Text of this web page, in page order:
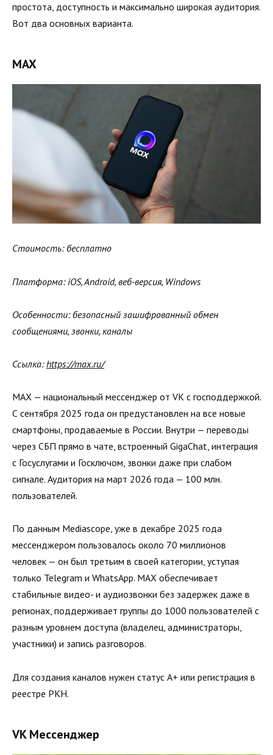
простота, доступность и максимально широкая аудитория.
Вот два основных варианта.
MAX
Стоимость: бесплатно
Платформа: iOS, Android, веб-версия, Windows
Особенности: безопасный зашифрованный обмен
сообщениями, звонки, каналы
Ссылка:https://max.ru/
MAX — национальный мессенджер от VK с господдержкой.
С сентября 2025 года он предустановлен на все новые
смартфоны, продаваемые в России. Внутри — переводы
через СБП прямо в чате, встроенный GigaChat, интеграция
с Госуслугами и Госключом, звонки даже при слабом
сигнале. Аудитория на март 2026 года — 100 млн.
пользователей.
По данным Mediascope, уже в декабре 2025 года
мессенджером пользовалось около 70 миллионов
человек — он был третьим в своей категории, уступая
только Telegram и WhatsApp. MAX обеспечивает
стабильные видео- и аудиозвонки без задержек даже в
регионах, поддерживает группы до 1000 пользователей с
разным уровнем доступа (владелец, администраторы,
участники) и запись разговоров.
Для создания каналов нужен статус А+ или регистрация в
реестре РКН.
VK Мессенджер